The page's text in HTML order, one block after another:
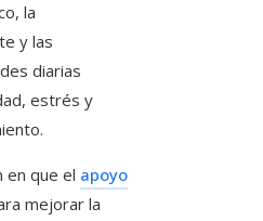
la
y las
diarias
estrés y
en que el apoyo
mejorar la